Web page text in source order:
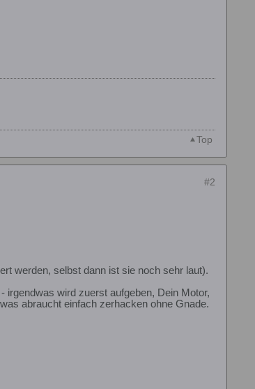
Top
#2
werden, selbst dann ist sie noch sehr laut).
irgendwas wird zuerst aufgeben, Dein Motor,
abraucht einfach zerhacken ohne Gnade.